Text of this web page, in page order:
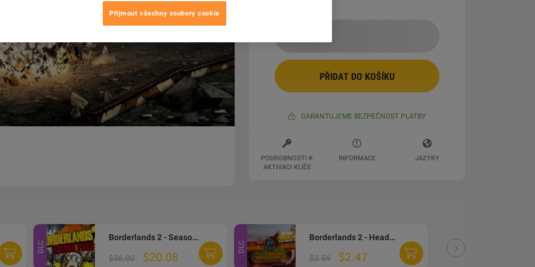
PŘIDAT DO KOŠÍKU
GARANTUJEME BEZPEČNOST PLATBY
PODROBNOSTI K
AKTIVACI KLÍČE
INFORMACE JAZYKY
DLC
Borderlands 2 - Season Pass DLC PC Steam Altergift
$36.00 $20.08
DLC
Borderlands 2 - Headhunter Pack 2: Wattle Gobbler DLC Steam CD Key (MAC OS X)
$3.59 $2.47
Přijmout všechny soubory cookie